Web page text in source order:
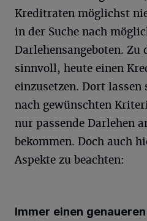
Kreditraten möglichst
in der Suche nach
Darlehensangeboten. Zu
sinnvoll, heute einen
einzusetzen. Dort lassen
nach gewünschten
nur passende Darlehen
bekommen. Doch auch
Aspekte zu beachten:
Immer einen